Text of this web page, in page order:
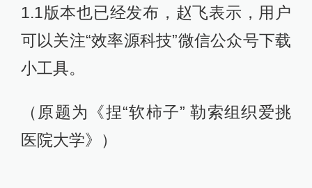
1.1版本也已经发布，赵飞表示，用户
可以关注“效率源科技”微信公众号下载
小工具。
（原题为《捏“软柿子” 勒索组织爱挑
医院大学》）